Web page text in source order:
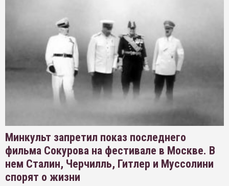
Минкульт запретил показ последнего
фильма Сокурова на фестивале в Москве. В
нем Сталин, Черчилль, Гитлер и Муссолини
спорят о жизни